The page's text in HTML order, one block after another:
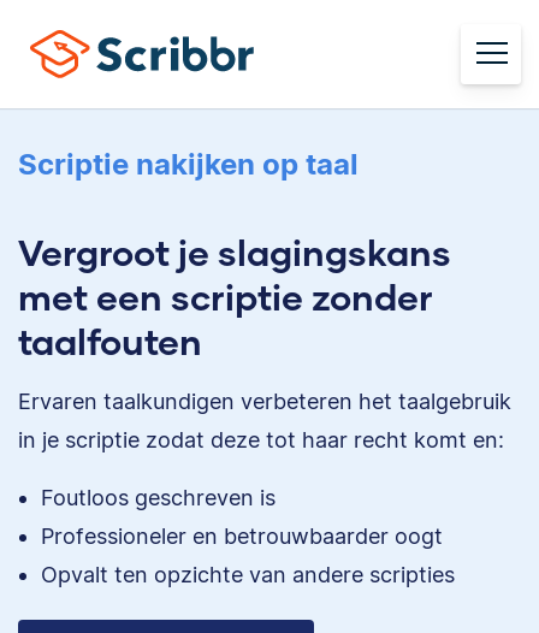
Scriptie nakijken op taal
Vergroot je slagingskans
met een scriptie zonder
taalfouten
Ervaren taalkundigen verbeteren het taalgebruik
in je scriptie zodat deze tot haar recht komt en:
Foutloos geschreven is
Professioneler en betrouwbaarder oogt
Opvalt ten opzichte van andere scripties